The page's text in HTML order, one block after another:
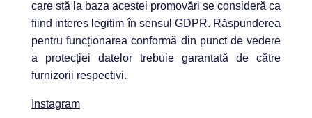
care stă la baza acestei promovări se consideră ca
fiind interes legitim în sensul GDPR. Răspunderea
pentru funcționarea conformă din punct de vedere
a protecției datelor trebuie garantată de către
furnizorii respectivi.
Instagram